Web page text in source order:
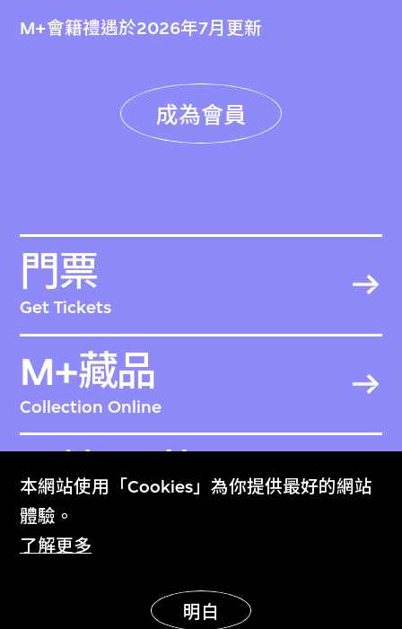
本網站使用「Cookies」為你提供最好的網站
體驗。
了解更多
明白
M+會籍禮遇於2026年7月更新
成為會員
門票
Get Tickets
M+藏品
Collection Online
關於M+藏品
About the Collection
M+雜誌